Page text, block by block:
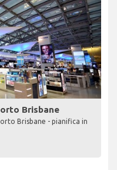
Brisbane
Brisbane - pianifica in